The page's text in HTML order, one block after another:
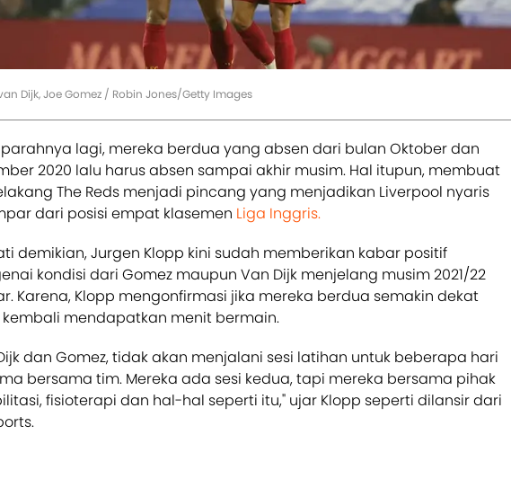
Dijk, Joe Gomez / Robin Jones/Getty Images
parahnya lagi, mereka berdua yang absen dari bulan Oktober dan
2020 lalu harus absen sampai akhir musim. Hal itupun, membuat
The Reds menjadi pincang yang menjadikan Liverpool nyaris
dari posisi empat klasemen Liga Inggris.
demikian, Jurgen Klopp kini sudah memberikan kabar positif
kondisi dari Gomez maupun Van Dijk menjelang musim 2021/22
Karena, Klopp mengonfirmasi jika mereka berdua semakin dekat
kembali mendapatkan menit bermain.
dan Gomez, tidak akan menjalani sesi latihan untuk beberapa hari
bersama tim. Mereka ada sesi kedua, tapi mereka bersama pihak
fisioterapi dan hal-hal seperti itu," ujar Klopp seperti dilansir dari